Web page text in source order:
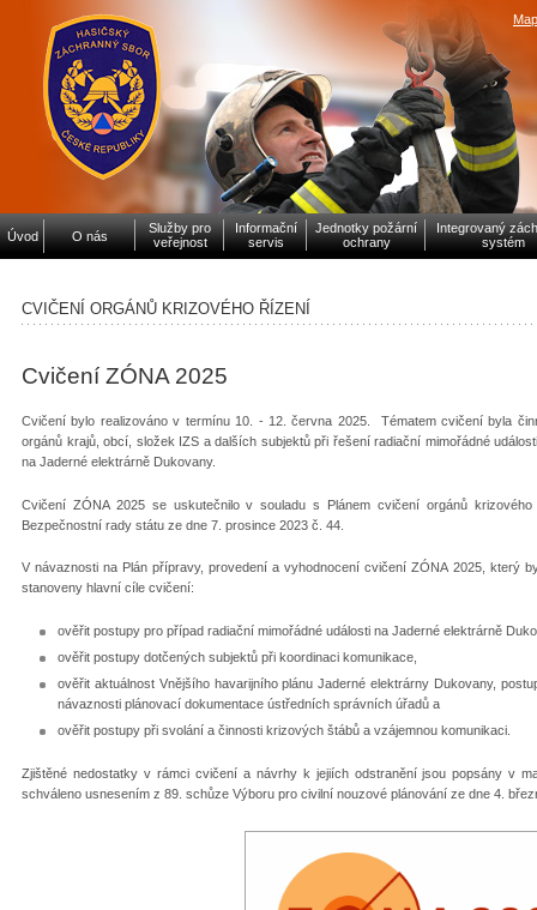
Úvod O nás
Služby pro
veřejnost
Informační
servis
Jednotky požární
ochrany
Integrovaný
systém
CVIČENÍ ORGÁNŮ KRIZOVÉHO ŘÍZENÍ
Cvičení ZÓNA 2025
Cvičení bylo realizováno v termínu 10. - 12. června 2025. Tématem cvičení byla
orgánů krajů, obcí, složek IZS a dalších subjektů při řešení radiační mimořádné
na Jaderné elektrárně Dukovany.
Cvičení ZÓNA 2025 se uskutečnilo v souladu s Plánem cvičení orgánů
Bezpečnostní rady státu ze dne 7. prosince 2023 č. 44.
V návaznosti na Plán přípravy, provedení a vyhodnocení cvičení ZÓNA 2025, který
stanoveny hlavní cíle cvičení:
ověřit postupy pro případ radiační mimořádné události na Jaderné elektrárně
ověřit postupy dotčených subjektů při koordinaci komunikace,
ověřit aktuálnost Vnějšího havarijního plánu Jaderné elektrárny Dukovany,
návaznosti plánovací dokumentace ústředních správních úřadů a
ověřit postupy při svolání a činnosti krizových štábů a vzájemnou komunikaci.
Zjištěné nedostatky v rámci cvičení a návrhy k jejiích odstranění jsou popsány v
schváleno usnesením z 89. schůze Výboru pro civilní nouzové plánování ze dne 4.